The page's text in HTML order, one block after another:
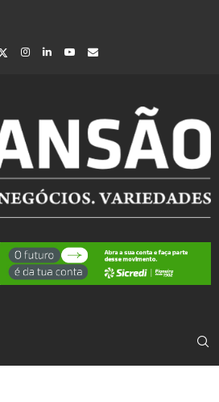
SEBRAE RS SÃO DESTAQUE EM